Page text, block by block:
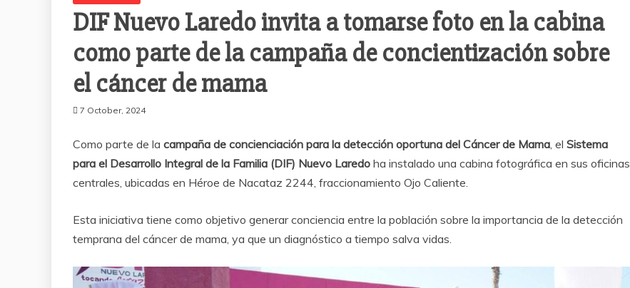
DIF Nuevo Laredo invita a tomarse foto en la cabina
como parte de la campaña de concientización sobre
el cáncer de mama
7 October, 2024
Como parte de la campaña de concienciación para la detección oportuna del Cáncer de Mama, el Sistema
para el Desarrollo Integral de la Familia (DIF) Nuevo Laredo ha instalado una cabina fotográfica en sus oficinas
centrales, ubicadas en Héroe de Nacataz 2244, fraccionamiento Ojo Caliente.
Esta iniciativa tiene como objetivo generar conciencia entre la población sobre la importancia de la detección
temprana del cáncer de mama, ya que un diagnóstico a tiempo salva vidas.